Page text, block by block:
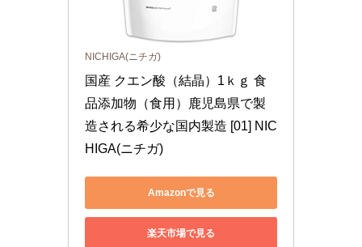
NICHIGA(ニチガ)
国産 クエン酸（結晶）1ｋｇ 食
品添加物（食用）鹿児島県で製
造される希少な国内製造 [01] NIC
HIGA(ニチガ)
Amazonで見る
楽天市場で見る